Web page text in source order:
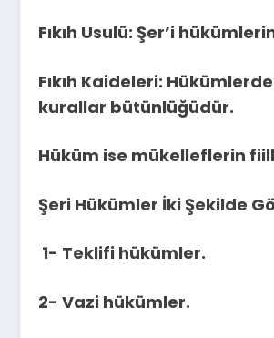
Fıkıh Usulü: Şer’i
Fıkıh Kaideleri:
kurallar bütünlüğüdür.
Hüküm ise mükelleflerin
Şeri Hükümler İki Şekilde
1- Teklifi hükümler.
2- Vazi hükümler.